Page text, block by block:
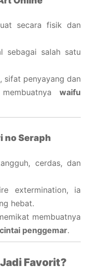
secara fisik dan
sebagai salah satu
sifat penyayang dan
waifu
no Seraph
cerdas, dan
extermination, ia
hebat.
membuatnya
penggemar.
Favorit?